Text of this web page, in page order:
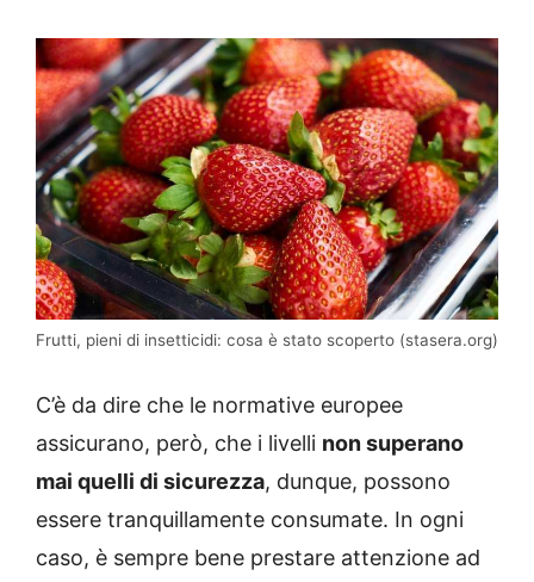
Frutti, pieni di insetticidi: cosa è stato scoperto (stasera.org)
C’è da dire che le normative europee
assicurano, però, che i livelli non superano
mai quelli di sicurezza, dunque, possono
essere tranquillamente consumate. In ogni
caso, è sempre bene prestare attenzione ad